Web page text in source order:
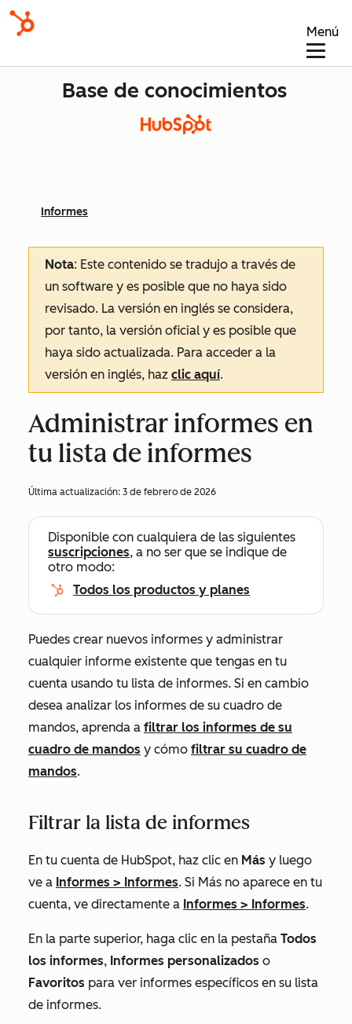
Menú
Base de conocimientos
Informes
Nota: Este contenido se tradujo a través de
un software y es posible que no haya sido
revisado. La versión en inglés se considera,
por tanto, la versión oficial y es posible que
haya sido actualizada. Para acceder a la
versión en inglés, haz clic aquí.
Administrar informes en
tu lista de informes
Última actualización: 3 de febrero de 2026
Disponible con cualquiera de las siguientes
suscripciones, a no ser que se indique de
otro modo:
Todos los productos y planes
Puedes crear nuevos informes y administrar
cualquier informe existente que tengas en tu
cuenta usando tu lista de informes. Si en cambio
desea analizar los informes de su cuadro de
mandos, aprenda a filtrar los informes de su
cuadro de mandos y cómo filtrar su cuadro de
mandos.
Filtrar la lista de informes
En tu cuenta de HubSpot, haz clic en Más y luego
ve a Informes > Informes. Si Más no aparece en tu
cuenta, ve directamente a Informes > Informes.
En la parte superior, haga clic en la pestaña Todos
los informes, Informes personalizados o
Favoritos para ver informes específicos en su lista
de informes.